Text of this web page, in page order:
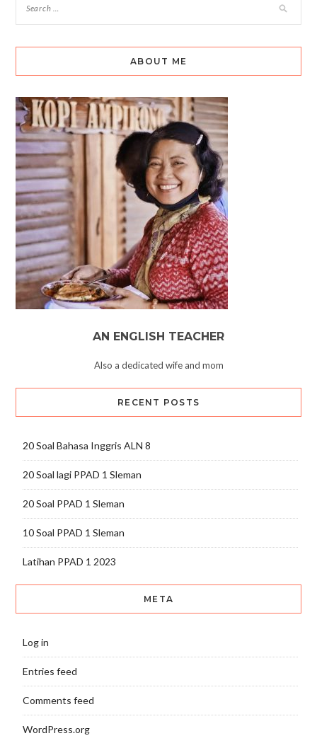
ABOUT ME
AN ENGLISH TEACHER
Also a dedicated wife and mom
RECENT POSTS
20 Soal Bahasa Inggris ALN 8
20 Soal lagi PPAD 1 Sleman
20 Soal PPAD 1 Sleman
10 Soal PPAD 1 Sleman
Latihan PPAD 1 2023
META
Log in
Entries feed
Comments feed
WordPress.org